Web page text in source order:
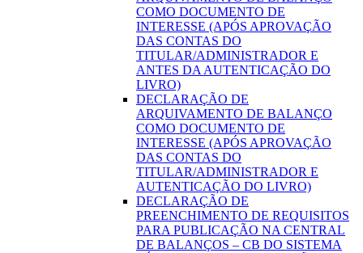
COMO DOCUMENTO DE
INTERESSE (APÓS APROVAÇÃO
DAS CONTAS DO
TITULAR/ADMINISTRADOR E
ANTES DA AUTENTICAÇÃO DO
LIVRO)
DECLARAÇÃO DE
ARQUIVAMENTO DE BALANÇO
COMO DOCUMENTO DE
INTERESSE (APÓS APROVAÇÃO
DAS CONTAS DO
TITULAR/ADMINISTRADOR E
AUTENTICAÇÃO DO LIVRO)
DECLARAÇÃO DE
PREENCHIMENTO DE REQUISITOS
PARA PUBLICAÇÃO NA CENTRAL
DE BALANÇOS – CB DO SISTEMA